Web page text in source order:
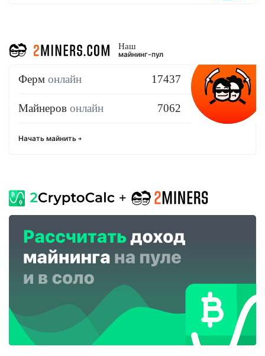
Наш
майнинг-пул
Ферм онлайн 17437
Майнеров онлайн 7062
Начать майнить